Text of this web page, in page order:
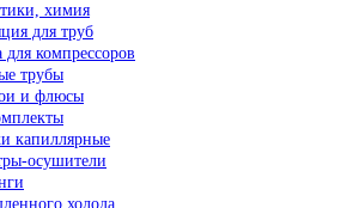
химия
для труб
для компрессоров
трубы
и флюсы
капиллярные
осушители
холода